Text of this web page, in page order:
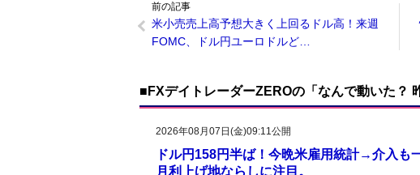
前の記事
米小売売上高予想大きく上回るドル高！来週
FOMC、ドル円ユーロドルど…
■FXデイトレーダーZEROの「なんで動いた？
2026年08月07日(金)09:11公開
ドル円158円半ば！今晩米雇用統計→介入も
月利上げ地ならしに注目。